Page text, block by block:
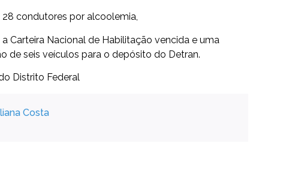
condutores por alcoolemia,
Carteira Nacional de Habilitação vencida e uma
de seis veículos para o depósito do Detran.
Distrito Federal
Costa